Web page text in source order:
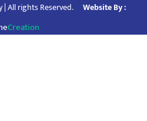
All rights Reserved. Website By :
Creation